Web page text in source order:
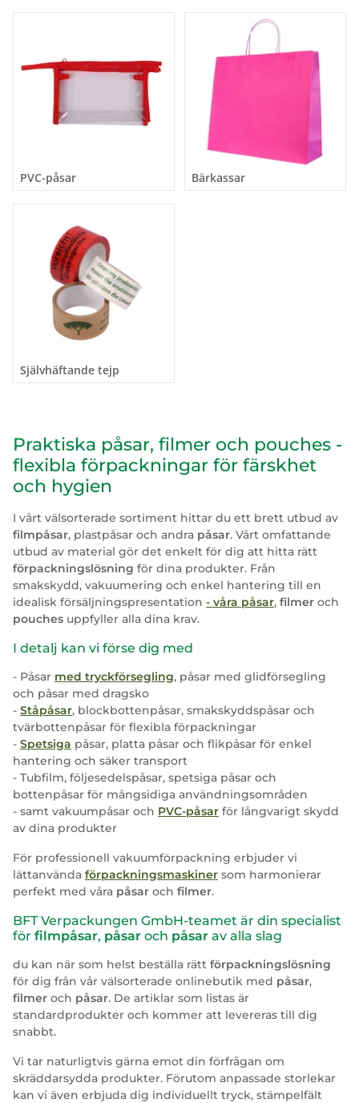
PVC-påsar Bärkassar
Självhäftande tejp
Praktiska påsar, filmer och pouches -
flexibla förpackningar för färskhet
och hygien
I vårt välsorterade sortiment hittar du ett brett utbud av
filmpåsar, plastpåsar och andra påsar. Vårt omfattande
utbud av material gör det enkelt för dig att hitta rätt
förpackningslösning för dina produkter. Från
smakskydd, vakuumering och enkel hantering till en
idealisk försäljningspresentation - våra påsar, filmer och
pouches uppfyller alla dina krav.
I detalj kan vi förse dig med
- Påsar med tryckförsegling, påsar med glidförsegling
och påsar med dragsko
- Ståpåsar, blockbottenpåsar, smakskyddspåsar och
tvärbottenpåsar för flexibla förpackningar
- Spetsiga påsar, platta påsar och flikpåsar för enkel
hantering och säker transport
- Tubfilm, följesedelspåsar, spetsiga påsar och
bottenpåsar för mångsidiga användningsområden
- samt vakuumpåsar och PVC-påsar för långvarigt skydd
av dina produkter
För professionell vakuumförpackning erbjuder vi
lättanvända förpackningsmaskiner som harmonierar
perfekt med våra påsar och filmer.
BFT Verpackungen GmbH-teamet är din specialist
för filmpåsar, påsar och påsar av alla slag
du kan när som helst beställa rätt förpackningslösning
för dig från vår välsorterade onlinebutik med påsar,
filmer och påsar. De artiklar som listas är
standardprodukter och kommer att levereras till dig
snabbt.
Vi tar naturligtvis gärna emot din förfrågan om
skräddarsydda produkter. Förutom anpassade storlekar
kan vi även erbjuda dig individuellt tryck, stämpelfält